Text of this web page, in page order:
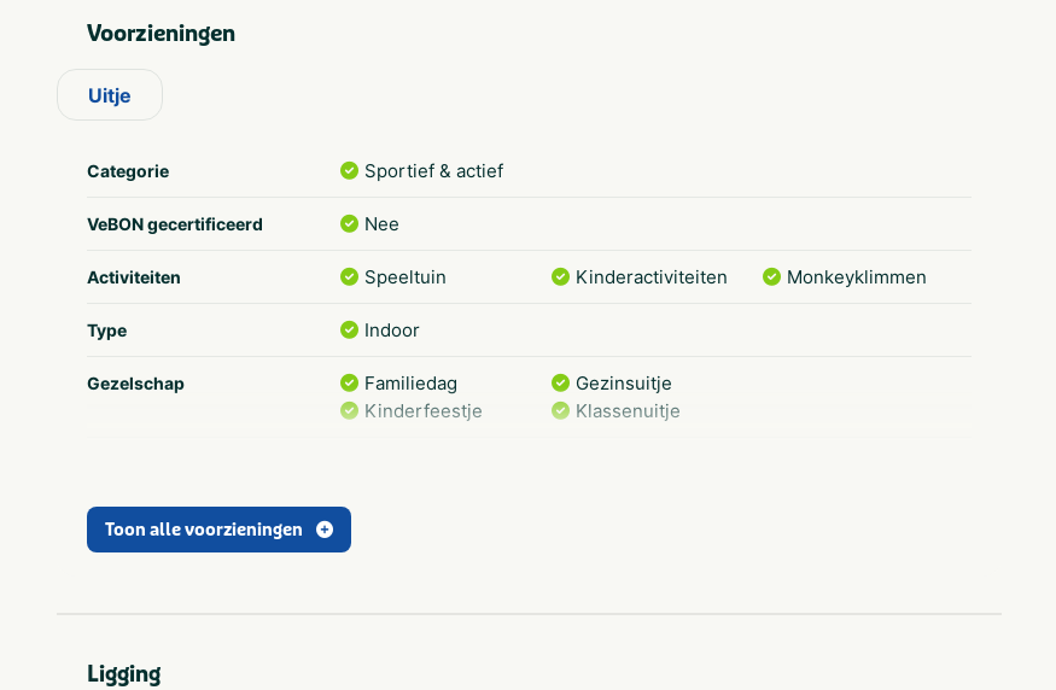
Op deze manier kunnen de kinderen lekker rustig kruipen, klimmen, glijden en in de ballenbak
spelen!
Voorzieningen
Uitje
Categorie Sportief & actief
VeBON gecertificeerd Nee
Activiteiten Speeltuin Kinderactiviteiten Monkeyklimmen
Type Indoor
Gezelschap
Familiedag
Kinderfeestje
Gezinsuitje
Klassenuitje
Aantal personen
Toon alle voorzieningen
Ligging